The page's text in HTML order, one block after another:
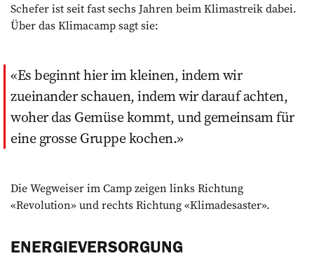
Schefer ist seit fast sechs Jahren beim Klima­streik dabei.
Über das Klimacamp sagt sie:
Es beginnt hier im kleinen, indem wir
zueinander schauen, indem wir ­darauf achten,
woher das Gemüse kommt, und gemeinsam für
eine grosse Gruppe kochen.
Die Wegweiser im Camp zeigen links Richtung
«Revolution» und rechts Richtung «Klimadesaster».
ENERGIEVERSORGUNG